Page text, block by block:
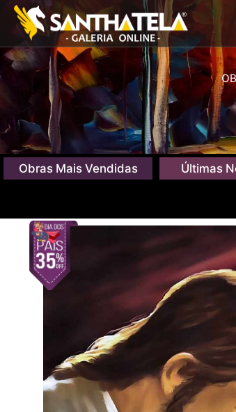
Obras Mais Vendidas Últimas